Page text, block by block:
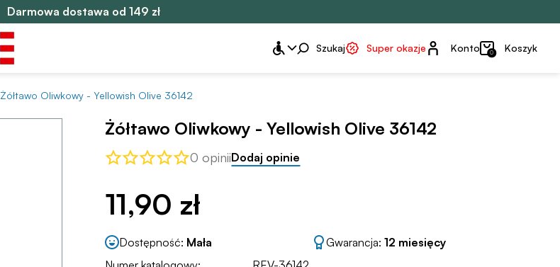
Darmowa dostawa od 149 zł
Szukaj Super okazje Konto
Konto 0 Koszyk
Żółtawo Oliwkowy - Yellowish Olive 36142
Żółtawo Oliwkowy - Yellowish Olive 36142
0 opiniiDodaj opinie
11,90 zł
Dostępność: Mała Gwarancja: 12 miesięcy